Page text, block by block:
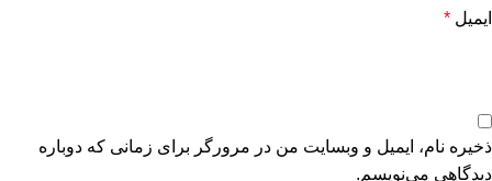
ایمیل *
ذخیره نام، ایمیل و وبسایت من در مرورگر برای زمانی که دوباره
دیدگاهی می‌نویسم.